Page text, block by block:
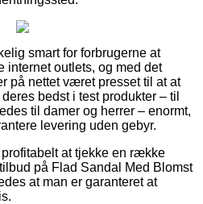
smart for forbrugerne at
internet outlets, og med det
på nettet været presset til at at
bedst i test produkter – til
til damer og herrer – enormt,
levering uden gebyr.
at tjekke en række
på Flad Sandal Med Blomst
at man er garanteret at